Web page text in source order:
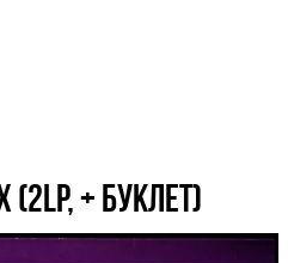
+ буклет)